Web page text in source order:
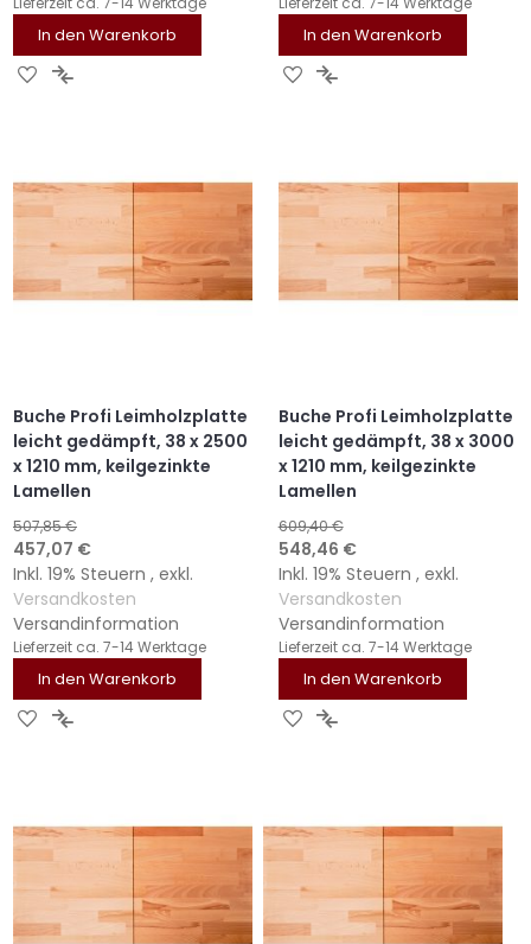
In den Warenkorb
ZURZUR
In den Warenkorb
ZURZUR
Buche Profi Leimholzplatte
leicht gedämpft, 38 x 2500
x 1210 mm, keilgezinkte
Lamellen
507,85 €
Sonderangebot
457,07 €
Inkl. 19% Steuern , exkl.
Versandkosten
Versandinformation
Lieferzeit ca. 7-14 Werktage
In den Warenkorb
ZURZUR
Buche Profi Leimholzplatte
leicht gedämpft, 38 x 3000
x 1210 mm, keilgezinkte
Lamellen
609,40 €
Sonderangebot
548,46 €
Inkl. 19% Steuern , exkl.
Versandkosten
Versandinformation
Lieferzeit ca. 7-14 Werktage
In den Warenkorb
ZURZUR